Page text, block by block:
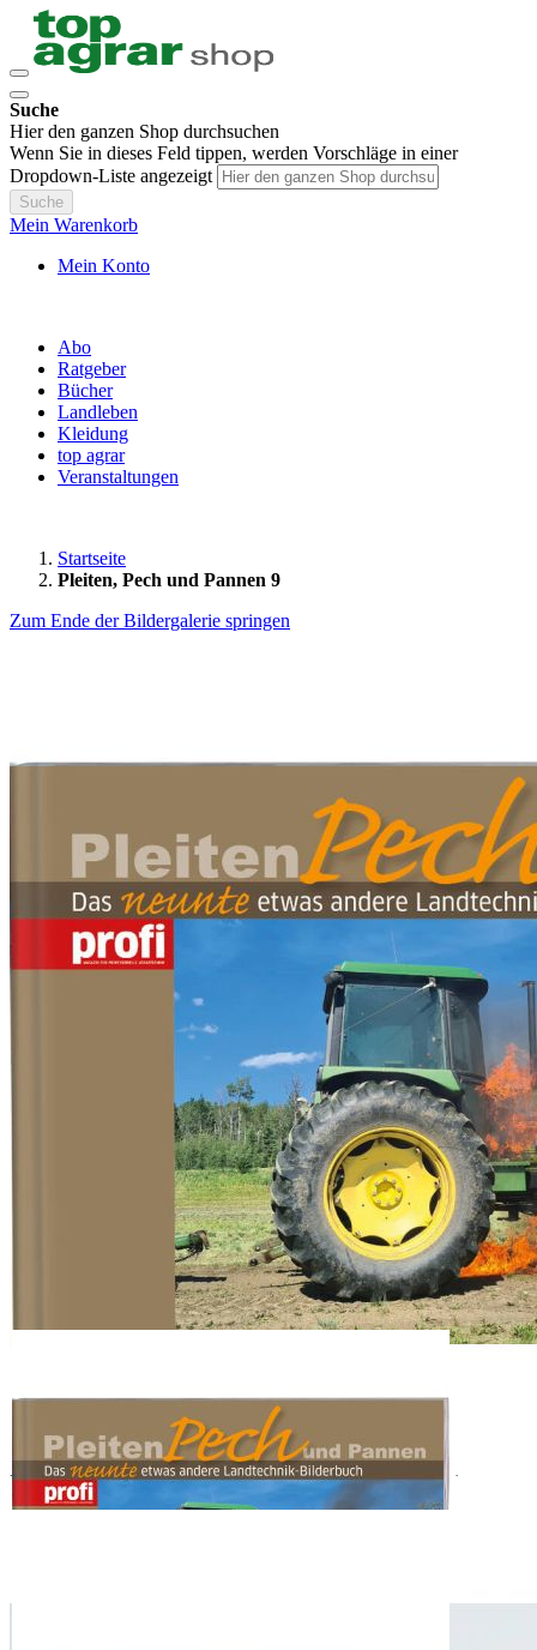
Suche
Hier den ganzen Shop durchsuchen
Wenn Sie in dieses Feld tippen, werden Vorschläge in einer
Dropdown-Liste angezeigt
Suche
Mein Warenkorb
Mein Konto
Abo
Ratgeber
Bücher
Landleben
Kleidung
top agrar
Veranstaltungen
Startseite
Pleiten, Pech und Pannen 9
Zum Ende der Bildergalerie springen
Pleiten, Pech und Pannen 9
Das neunte etwas andere Landtechnik-Bilderbuch. Ein lustiges
Traktorbuch zum Schmunzeln – ein ideales Geschenk für